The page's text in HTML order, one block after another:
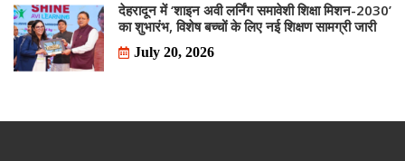
देहरादून में ‘शाइन अवी लर्निंग समावेशी शिक्षा मिशन-2030’
का शुभारंभ, विशेष बच्चों के लिए नई शिक्षण सामग्री जारी
July 20, 2026